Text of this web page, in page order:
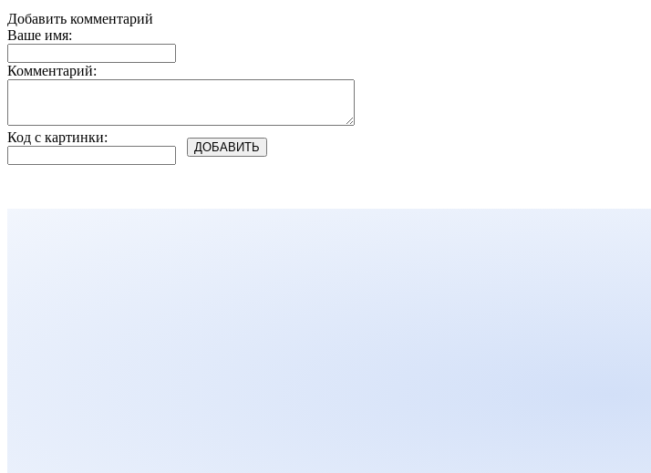
Добавить комментарий
Ваше имя:
Комментарий:
Код с картинки: